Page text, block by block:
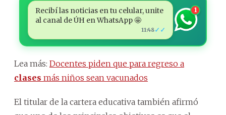
Recibí las noticias en tu celular, unite
al canal de ÚH en WhatsApp 🤩
11:48✓✓
1
Lea más: Docentes piden que para regreso a
clases más niños sean vacunados
El titular de la cartera educativa también afirmó